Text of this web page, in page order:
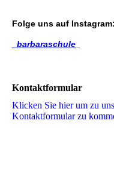
Folge uns auf Instagram:
_barbaraschule
Kontaktformular
Klicken Sie hier um zu
Kon­takt­for­mu­lar zu